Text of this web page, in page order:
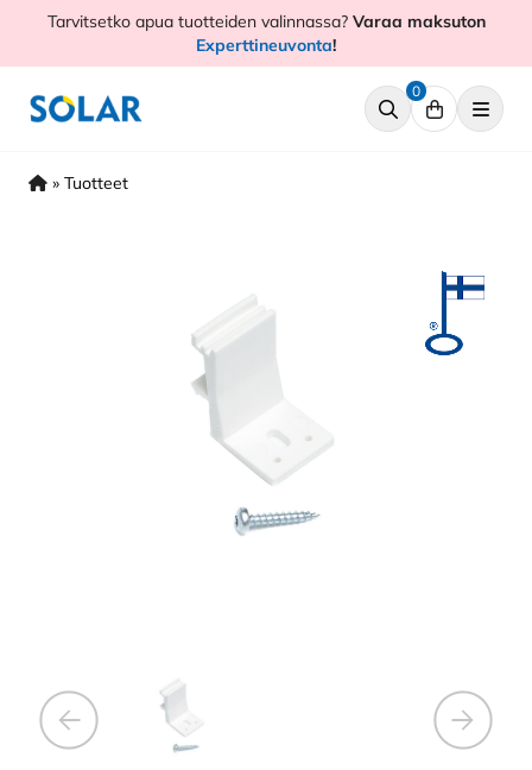
HyppääTarvitsetko apua tuotteiden valinnassa?Varaa maksuton
Experttineuvonta!
0
» Tuotteet